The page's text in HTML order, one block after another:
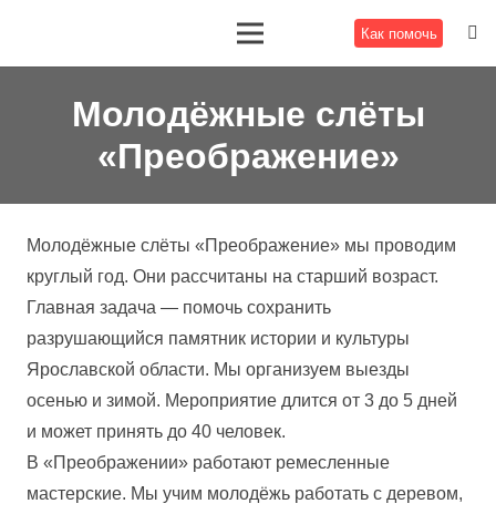
Как помочь
Молодёжные слёты
«Преображение»
Молодёжные слёты «Преображение» мы проводим
круглый год. Они рассчитаны на старший возраст.
Главная задача — помочь сохранить
разрушающийся памятник истории и культуры
Ярославской области. Мы организуем выезды
осенью и зимой. Мероприятие длится от 3 до 5 дней
и может принять до 40 человек.
В «Преображении» работают ремесленные
мастерские. Мы учим молодёжь работать с деревом,